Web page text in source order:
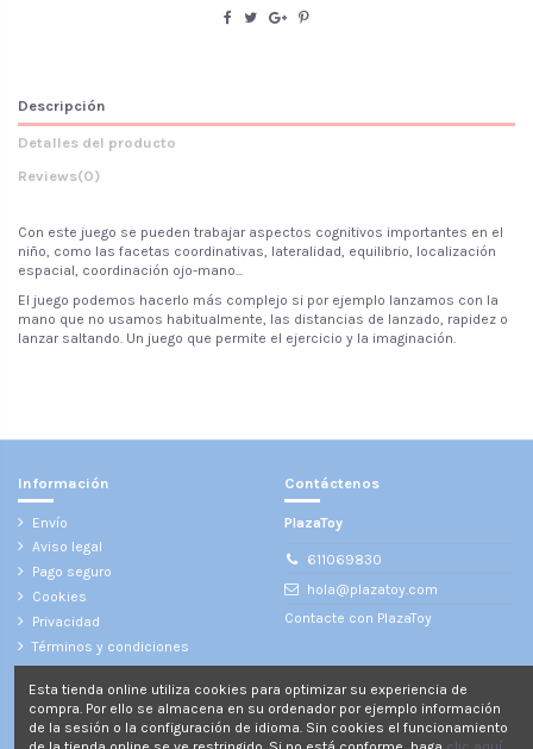
Descripción
Detalles del producto
Reviews(0)
Con este juego se pueden trabajar aspectos cognitivos importantes en el
niño, como las facetas coordinativas, lateralidad, equilibrio, localización
espacial, coordinación ojo-mano...
El juego podemos hacerlo más complejo si por ejemplo lanzamos con la
mano que no usamos habitualmente, las distancias de lanzado, rapidez o
lanzar saltando. Un juego que permite el ejercicio y la imaginación.
Información
Envío
Aviso legal
Pago seguro
Cookies
Privacidad
Términos y condiciones
Contáctenos
PlazaToy
611069830
hola@plazatoy.com
Contacte con PlazaToy
Esta tienda online utiliza cookies para optimizar su experiencia de
compra. Por ello se almacena en su ordenador por ejemplo información
de la sesión o la configuración de idioma. Sin cookies el funcionamiento